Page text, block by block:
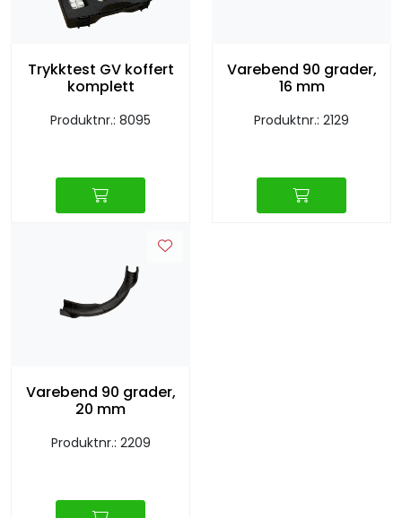
Trykktest GV koffert
komplett
Produktnr.: 8095
Varebend 90 grader,
16 mm
Produktnr.: 2129
Varebend 90 grader,
20 mm
Produktnr.: 2209